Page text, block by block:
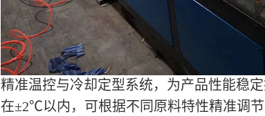
精准温控与冷却定型系统，为产品性能稳
在±2℃以内，可根据不同原料特性精准调